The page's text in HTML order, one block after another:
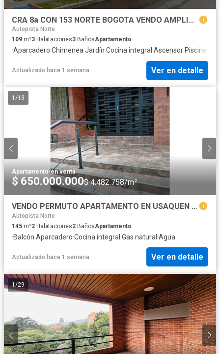
CRA 8a CON 153 NORTE BOGOTA VENDO AMPLIO APARTAMENTO
Autopista Norte
109 m²3 Habitaciones3 BañosApartamento
·Aparcadero·Chimenea·Jardín·Cocina integral ·Ascensor·Piscina
Actualizado hace 1 semana Ver en detalle
1 /13
Apartamento·en venta
$ 650.000.000$ 4.482.758/m²
VENDO PERMUTO APARTAMENTO EN USAQUEN CARRERA 11 CALLE 114
Autopista Norte
145 m²2 Habitaciones2 BañosApartamento
·Balcón·Aparcadero·Cocina integral ·Gas natural ·Agua
Actualizado hace 1 semana Ver en detalle
1 /29